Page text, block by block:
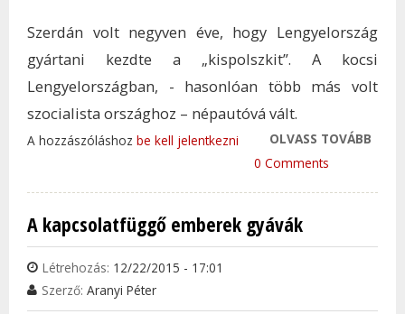
Szerdán volt negyven éve, hogy Lengyelország
gyártani kezdte a „kispolszkit”. A kocsi
Lengyelországban, - hasonlóan több más volt
szocialista országhoz – népautóvá vált.
OLVASS TOVÁBB
A hozzászóláshoz be kell jelentkezni
0 Comments
A kapcsolatfüggő emberek gyávák
Létrehozás: 12/22/2015 - 17:01
Szerző: Aranyi Péter